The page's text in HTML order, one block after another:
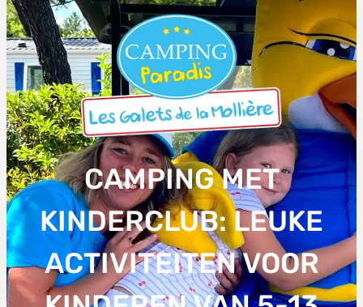
CAMPING MET
KINDERCLUB: LEUKE
ACTIVITEITEN VOOR